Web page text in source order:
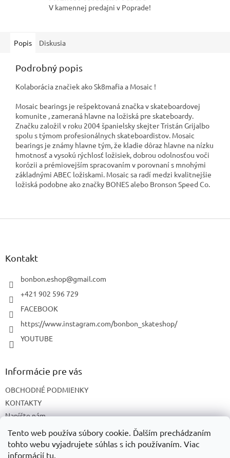
Tento web používa súbory cookie. Ďalším prechádzaním
tohto webu vyjadrujete súhlas s ich používaním. Viac
informácií tu.
V kamennej predajni v Poprade!
Popis Diskusia
Podrobný popis
Kolaborácia značiek ako Sk8mafia a Mosaic !
Mosaic bearings je rešpektovaná značka v skateboardovej
komunite , zameraná hlavne na ložiská pre skateboardy.
Značku založil v roku 2004 španielsky skejter Tristán Grijalbo
spolu s týmom profesionálnych skateboardistov. Mosaic
bearings je známy hlavne tým, že kladie dôraz hlavne na nízku
hmotnosť a vysokú rýchlosť ložisiek, dobrou odolnosťou voči
korózii a prémiovejším spracovaním v porovnaní s mnohými
základnými ABEC ložiskami. Mosaic sa radí medzi kvalitnejšie
ložiská podobne ako značky BONES alebo Bronson Speed Co.
Z
Kontakt
bonbon.eshop@gmail.com
+421 902 596 729
FACEBOOK
https://www.instagram.com/bonbon_skateshop/
YOUTUBE
Informácie pre vás
OBCHODNÉ PODMIENKY
KONTAKTY
Napíšte nám